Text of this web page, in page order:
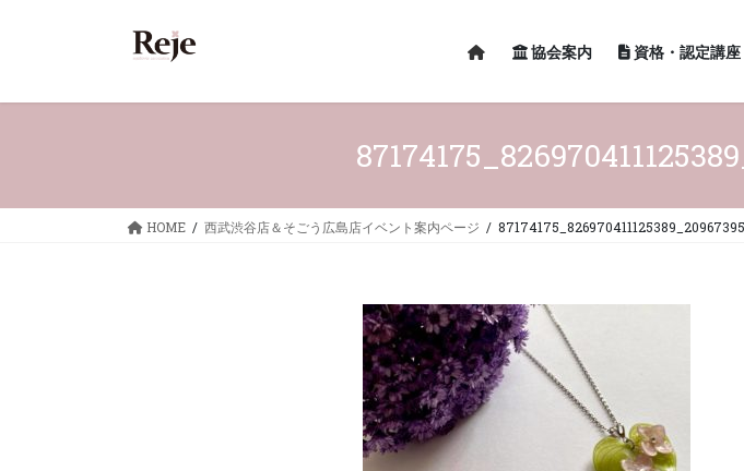
協会案内 資格・認定講座
HOME 西武渋谷店＆そごう広島店イベント案内ページ